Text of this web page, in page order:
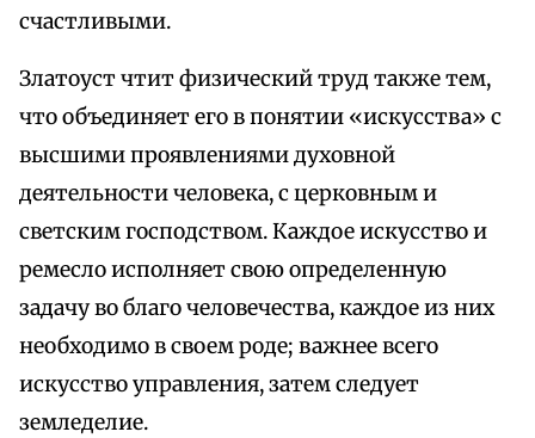
счастливыми.
Златоуст чтит физический труд также тем,
что объединяет его в понятии «искусства» с
высшими проявлениями духовной
деятельности человека, с церковным и
светским господством. Каждое искусство и
ремесло исполняет свою определенную
задачу во благо человечества, каждое из них
необходимо в своем роде; важнее всего
искусство управления, затем следует
земледелие.